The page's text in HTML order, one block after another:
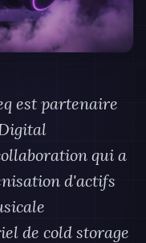
est partenaire
qui a
d'actifs
de cold storage